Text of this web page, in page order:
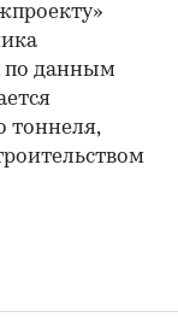
по данным
тоннеля,